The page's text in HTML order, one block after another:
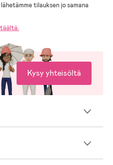
tilauksen jo samana
täältä.
Kysy yhteisöltä